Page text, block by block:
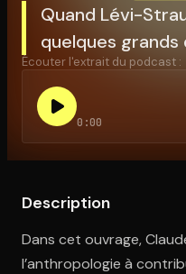
Ouvre l'app Appareil
Quand Lévi-
quelques
Écouter l'extrait du podcast :
0:00
Description
Dans cet ouvrage,
l’anthropologie à